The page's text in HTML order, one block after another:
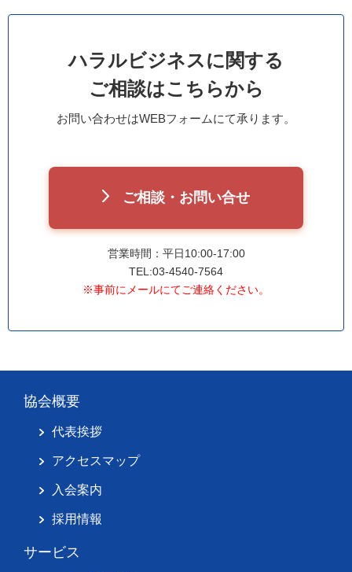
ハラルビジネスに関する
ご相談はこちらから
お問い合わせはWEBフォームにて承ります。
ご相談・お問い合せ
営業時間：平日10:00-17:00
TEL:03-4540-7564
※事前にメールにてご連絡ください。
協会概要
代表挨拶
アクセスマップ
入会案内
採用情報
サービス